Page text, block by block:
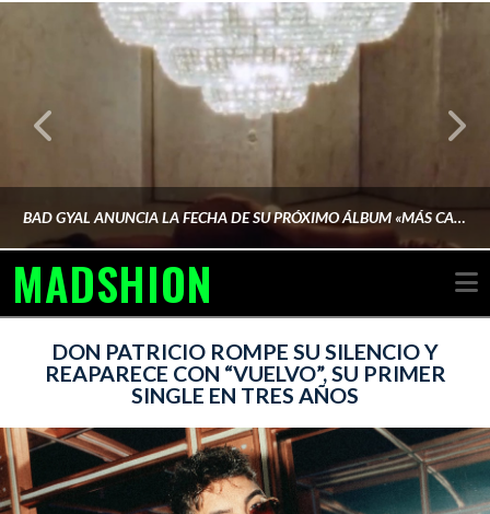
BAD GYAL ANUNCIA LA FECHA DE SU PRÓXIMO ÁLBUM «MÁS CARA»
MADSHION
DON PATRICIO ROMPE SU SILENCIO Y
REAPARECE CON “VUELVO”, SU PRIMER
SINGLE EN TRES AÑOS